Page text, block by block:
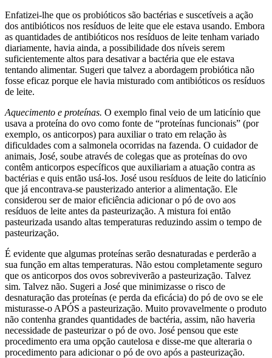
Enfatizei-lhe que os probióticos são bactérias e suscetíveis a ação
dos antibióticos nos resíduos de leite que ele estava usando. Embora
as quantidades de antibióticos nos resíduos de leite tenham variado
diariamente, havia ainda, a possibilidade dos níveis serem
suficientemente altos para desativar a bactéria que ele estava
tentando alimentar. Sugeri que talvez a abordagem probiótica não
fosse eficaz porque ele havia misturado com antibióticos os resíduos
de leite.
Aquecimento e proteínas. O exemplo final veio de um laticínio que
usava a proteína do ovo como fonte de “proteínas funcionais” (por
exemplo, os anticorpos) para auxiliar o trato em relação às
dificuldades com a salmonela ocorridas na fazenda. O cuidador de
animais, José, soube através de colegas que as proteínas do ovo
contêm anticorpos específicos que auxiliariam a atuação contra as
bactérias e quis então usá-los. José usou resíduos de leite do laticínio
que já encontrava-se pausterizado anterior a alimentação. Ele
considerou ser de maior eficiência adicionar o pó de ovo aos
resíduos de leite antes da pasteurização. A mistura foi então
pasteurizada usando altas temperaturas reduzindo assim o tempo de
pasteurização.
É evidente que algumas proteínas serão desnaturadas e perderão a
sua função em altas temperaturas. Não estou completamente seguro
que os anticorpos dos ovos sobreviverão a pasteurização. Talvez
sim. Talvez não. Sugeri a José que minimizasse o risco de
desnaturação das proteínas (e perda da eficácia) do pó de ovo se ele
misturasse-o APÓS a pasteurização. Muito provavelmente o produto
não contenha grandes quantidades de bactéria, assim, não haveria
necessidade de pasteurizar o pó de ovo. José pensou que este
procedimento era uma opção cautelosa e disse-me que alteraria o
procedimento para adicionar o pó de ovo após a pasteurização.